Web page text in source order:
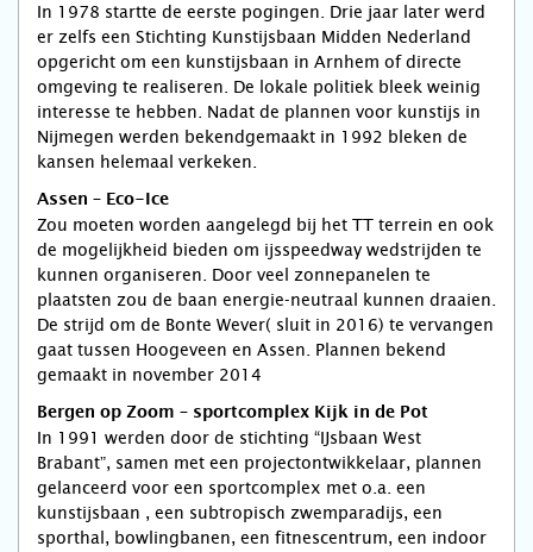
In 1978 startte de eerste pogingen. Drie jaar later werd
er zelfs een Stichting Kunstijsbaan Midden Nederland
opgericht om een kunstijsbaan in Arnhem of directe
omgeving te realiseren. De lokale politiek bleek weinig
interesse te hebben. Nadat de plannen voor kunstijs in
Nijmegen werden bekendgemaakt in 1992 bleken de
kansen helemaal verkeken.
Assen – Eco-Ice
Zou moeten worden aangelegd bij het TT terrein en ook
de mogelijkheid bieden om ijsspeedway wedstrijden te
kunnen organiseren. Door veel zonnepanelen te
plaatsten zou de baan energie-neutraal kunnen draaien.
De strijd om de Bonte Wever( sluit in 2016) te vervangen
gaat tussen Hoogeveen en Assen. Plannen bekend
gemaakt in november 2014
Bergen op Zoom – sportcomplex Kijk in de Pot
In 1991 werden door de stichting “IJsbaan West
Brabant”, samen met een projectontwikkelaar, plannen
gelanceerd voor een sportcomplex met o.a. een
kunstijsbaan , een subtropisch zwemparadijs, een
sporthal, bowlingbanen, een fitnescentrum, een indoor